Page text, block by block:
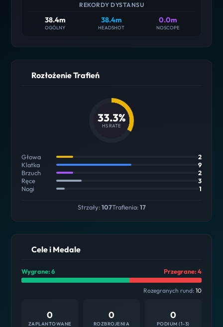
REKORDY DYSTANSU
38.4m
OGÓLNY
38.4m
HEADSHOT
0.0m
NOSCOPE
Rozłożenie Trafień
33.3%
HS RATE
Głowa
2
Klatka
9
Brzuch
2
Ręce
3
Nogi
1
Strzały:107Trafienia:17
Cele i Medale
Wygrane: 6 Przegrane: 4
Rozegranych rund: 10
0
ZAPLANTOWANE
0
ROZBROJENIA
0
PODIUM (1-3)